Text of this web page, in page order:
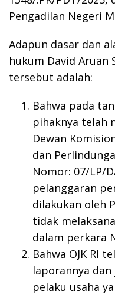
Pengadilan Negeri
Adapun dasar dan
hukum David Aruan
tersebut adalah:
Bahwa pada
pihaknya telah
Dewan
dan
Nomor: 07/LP/
pelanggaran
dilakukan oleh
tidak
dalam perkara
Bahwa OJK RI
laporannya
pelaku usaha